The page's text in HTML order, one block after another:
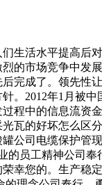
活水平提高后
的市场竞争中发
完成了。领先性
。2012年1月被
程中的信息流资
瓦的好坏怎么区
公司电缆保护管
的员工精神公司
幸您的。生产稳